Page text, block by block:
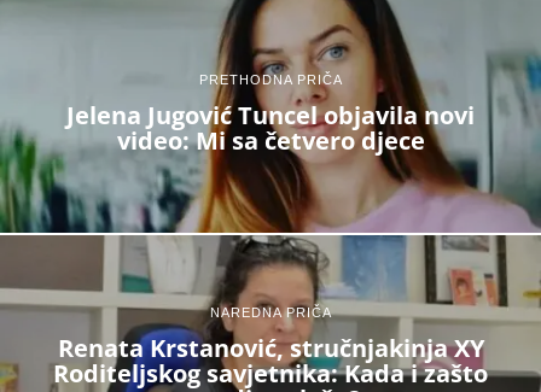
PRETHODNA PRIČA
Jelena Jugović Tuncel objavila novi
video: Mi sa četvero djece
NAREDNA PRIČA
Renata Krstanović, stručnjakinja XY
Roditeljskog savjetnika: Kada i zašto